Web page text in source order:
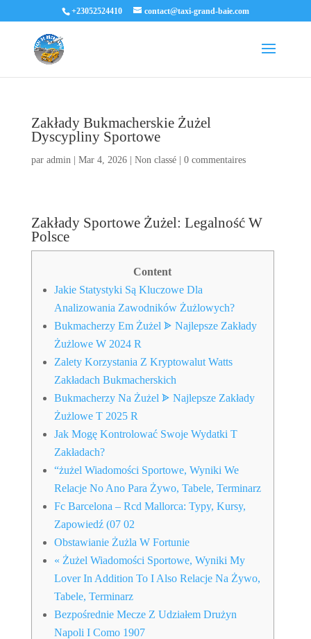
+23052524410 contact@taxi-grand-baie.com
Zakłady Bukmacherskie Żużel
Dyscypliny Sportowe
par admin| Mar 4, 2026| Non classé| 0 commentaires
Zakłady Sportowe Żużel: Legalność W
Polsce
Content
Jakie Statystyki Są Kluczowe Dla
Analizowania Zawodników Żużlowych?
Bukmacherzy Em Żużel ᗎ Najlepsze Zakłady
Żużlowe W 2024 R
Zalety Korzystania Z Kryptowalut Watts
Zakładach Bukmacherskich
Bukmacherzy Na Żużel ᗎ Najlepsze Zakłady
Żużlowe T 2025 R
Jak Mogę Kontrolować Swoje Wydatki T
Zakładach?
“żużel Wiadomości Sportowe, Wyniki We
Relacje No Ano Para Żywo, Tabele, Terminarz
Fc Barcelona – Rcd Mallorca: Typy, Kursy,
Zapowiedź (07 02
Obstawianie Żużla W Fortunie
« Żużel Wiadomości Sportowe, Wyniki My
Lover In Addition To I Also Relacje Na Żywo,
Tabele, Terminarz
Bezpośrednie Mecze Z Udziałem Drużyn
Napoli I Como 1907